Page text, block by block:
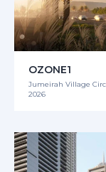
OZONE1
Jumeirah Village
2026